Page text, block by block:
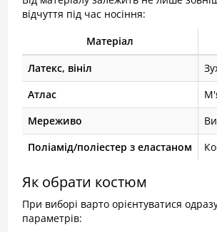
відчуття під час носіння:
Матеріал
Латекс, вініл
Атлас
Мереживо
Поліамід/поліестер з еластаном
Як обрати костюм
При виборі варто орієнтуватися
параметрів: